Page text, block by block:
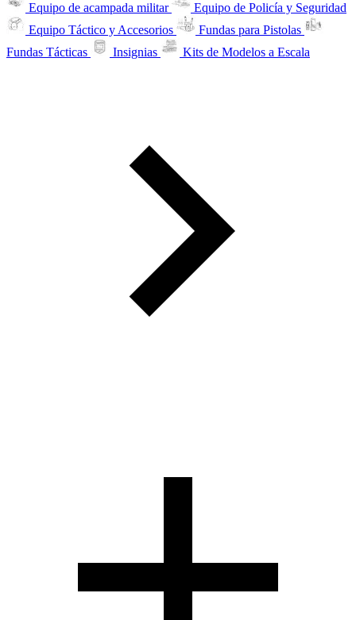
Equipo de acampada militar
Equipo de Policía y Seguridad
Equipo Táctico y Accesorios
Fundas para Pistolas
Fundas Tácticas
Insignias Kits de Modelos a Escala